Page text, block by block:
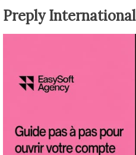
Preply International